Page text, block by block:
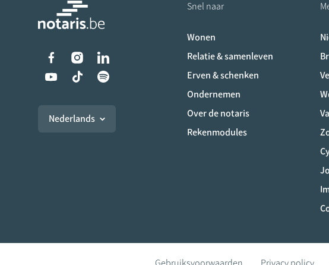
Liens vers les réseaux sociaux
Nederlands
Snel naar
Wonen
Relatie & samenleven
Erven & schenken
Ondernemen
Over de notaris
Rekenmodules